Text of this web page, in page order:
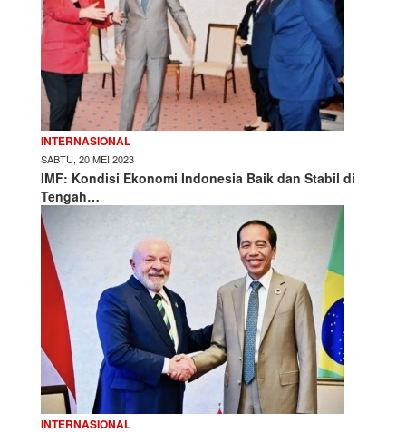
INTERNASIONAL
SABTU, 20 MEI 2023
IMF: Kondisi Ekonomi Indonesia Baik dan Stabil di
Tengah…
INTERNASIONAL